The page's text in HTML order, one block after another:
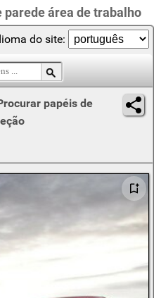
parede área de trabalho
do site:
papéis de